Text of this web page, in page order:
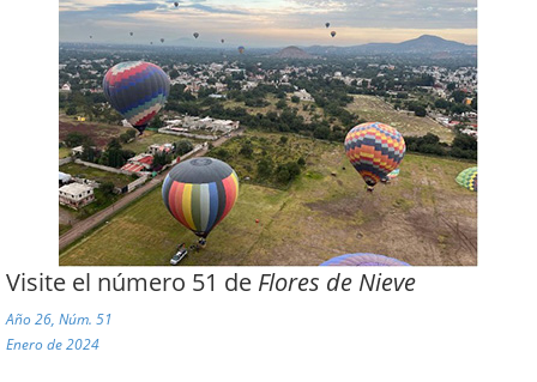
Visite el número 51 de Flores de Nieve
Año 26, Núm. 51
Enero de 2024